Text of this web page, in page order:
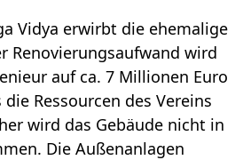
Vidya erwirbt die ehemalige
Renovierungsaufwand wird
auf ca. 7 Millionen Euro
Ressourcen des Vereins
wird das Gebäude nicht in
Die Außenanlagen